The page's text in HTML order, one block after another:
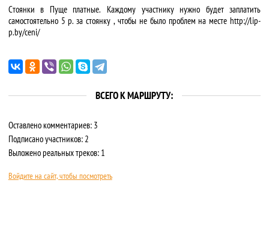
Стоянки в Пуще платные. Каждому участнику нужно будет заплатить
самостоятельно 5 р. за стоянку , чтобы не было проблем на месте http://lip-
p.by/ceni/
ВСЕГО К МАРШРУТУ:
Оставлено комментариев: 3
Подписано участников: 2
Выложено реальных треков: 1
Войдите на сайт, чтобы посмотреть